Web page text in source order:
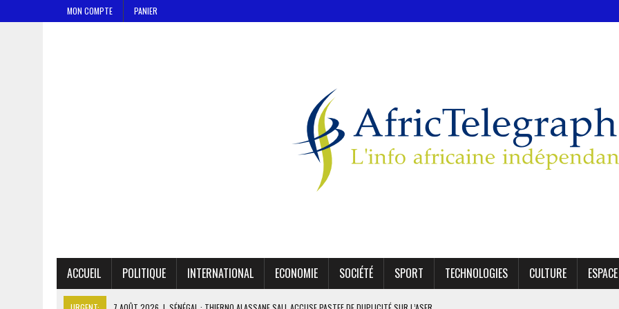
MON COMPTE PANIER
ACCUEIL POLITIQUE INTERNATIONAL ECONOMIE SOCIÉTÉ SPORT TECHNOLOGIES CULTURE